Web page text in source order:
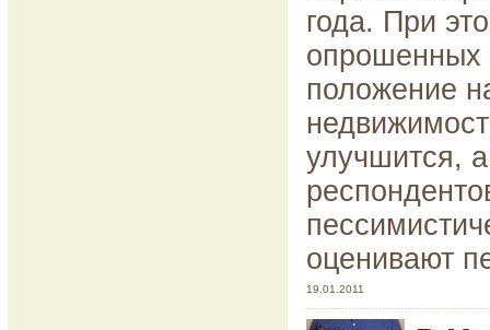
года. При
опрошенных
положение
улучшится,
оценивают
19.01.2011